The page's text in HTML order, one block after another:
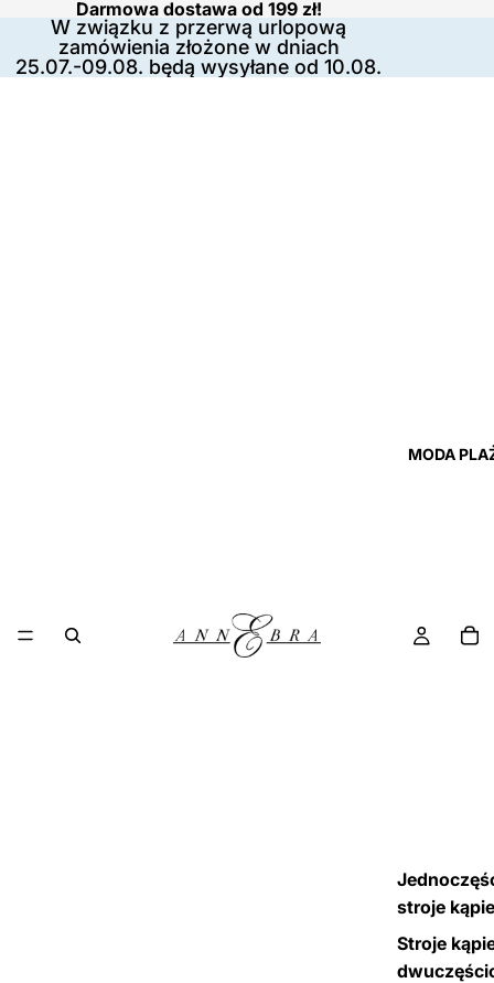
Darmowa dostawa od 199 zł!
W związku z przerwą urlopową
zamówienia złożone w dniach
25.07.-09.08. będą wysyłane od 10.08.
MODA
stroje
Stroje